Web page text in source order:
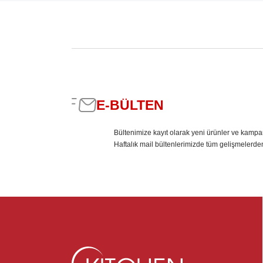
E-BÜLTEN
Bültenimize kayıt olarak yeni ürünler ve
Haftalık mail bültenlerimizde tüm